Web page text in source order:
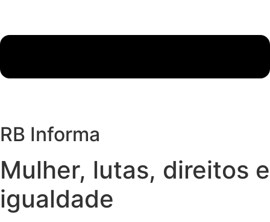
RB Informa
Mulher, lutas, direitos e
igualdade